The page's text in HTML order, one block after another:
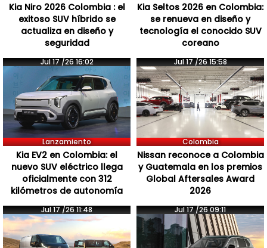
Kia Niro 2026 Colombia : el
exitoso SUV híbrido se
actualiza en diseño y
seguridad
Kia Seltos 2026 en Colombia:
se renueva en diseño y
tecnología el conocido SUV
coreano
Jul 17 /26 16:02
Lanzamiento
Kia EV2 en Colombia: el
nuevo SUV eléctrico llega
oficialmente con 312
kilómetros de autonomía
Jul 17 /26 15:58
Colombia
Nissan reconoce a Colombia
y Guatemala en los premios
Global Aftersales Award
2026
Jul 17 /26 11:48 Jul 17 /26 09:11